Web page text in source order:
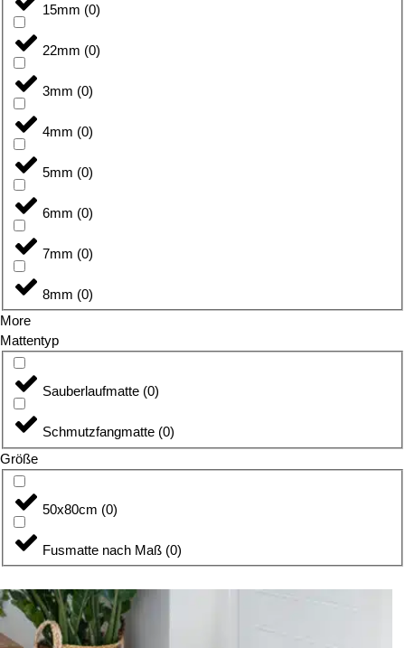
15mm (0)
22mm (0)
3mm (0)
4mm (0)
5mm (0)
6mm (0)
7mm (0)
8mm (0)
More
Mattentyp
Sauberlaufmatte (0)
Schmutzfangmatte (0)
Größe
50x80cm (0)
Fusmatte nach Maß (0)